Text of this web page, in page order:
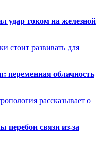
удар током на железной
стоит развивать для
переменная облачность
рассказывает о
связи из-за